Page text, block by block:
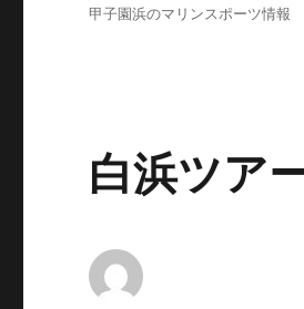
甲子園浜のマリンスポーツ情
白浜ツア